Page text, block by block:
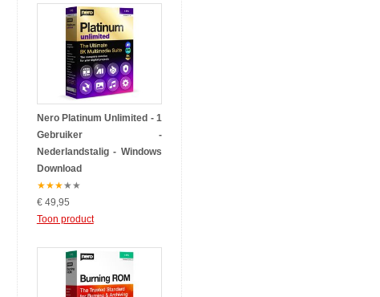
Nero Platinum Unlimited - 1
Gebruiker -
Nederlandstalig - Windows
Download
★★★★★
€ 49,95
Toon product